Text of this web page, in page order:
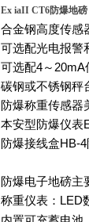
Ex iaII CT6防爆地
合金钢高度传感
可选配光电报警
可选配4～ 20mA
碳钢或不锈钢秤
防爆称重传感器
本安型防爆仪表
防爆接线盒HB-4
防爆电子地磅主
称重仪表： LED